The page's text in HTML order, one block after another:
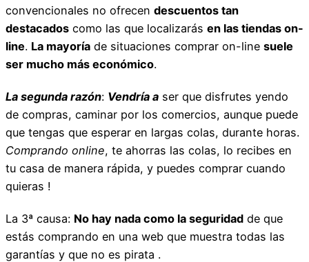
convencionales no ofrecen descuentos tan
destacados como las que localizarás en las tiendas on-
line. La mayoría de situaciones comprar on-line suele
ser mucho más económico.
La segunda razón: Vendría a ser que disfrutes yendo
de compras, caminar por los comercios, aunque puede
que tengas que esperar en largas colas, durante horas.
Comprando online, te ahorras las colas, lo recibes en
tu casa de manera rápida, y puedes comprar cuando
quieras !
La 3ª causa: No hay nada como la seguridad de que
estás comprando en una web que muestra todas las
garantías y que no es pirata .